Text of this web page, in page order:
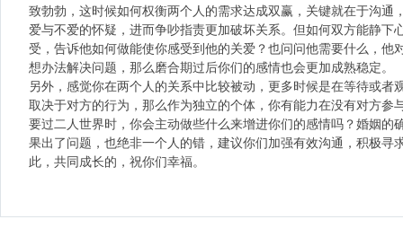
致勃勃，这时候如何权衡两个人的需求达成双赢，关键就在于沟通
爱与不爱的怀疑，进而争吵指责更加破坏关系。但如何双方能静下
受，告诉他如何做能使你感受到他的关爱？也问问他需要什么，他
想办法解决问题，那么磨合期过后你们的感情也会更加成熟稳定。
另外，感觉你在两个人的关系中比较被动，更多时候是在等待或者
取决于对方的行为，那么作为独立的个体，你有能力在没有对方参
要过二人世界时，你会主动做些什么来增进你们的感情吗？婚姻的
果出了问题，也绝非一个人的错，建议你们加强有效沟通，积极寻
此，共同成长的，祝你们幸福。